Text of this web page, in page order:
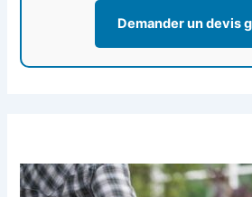
Demander un devis